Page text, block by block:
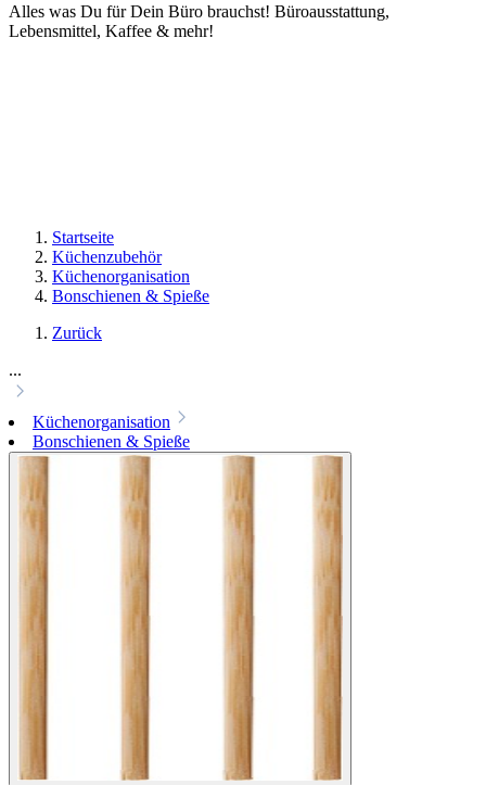
Alles was Du für Dein Büro brauchst! Büroausstattung,
Lebensmittel, Kaffee & mehr!
Startseite
Küchenzubehör
Küchenorganisation
Bonschienen & Spieße
Zurück
...
Küchenorganisation
Bonschienen & Spieße